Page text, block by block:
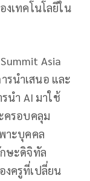
เทคโนโลยีใน
Asia
รนำเสนอ และ
นำ AI มาใช้
ครอบคลุม
าะบุคคล
กษะดิจิทัล
งครูที่เปลี่ยน